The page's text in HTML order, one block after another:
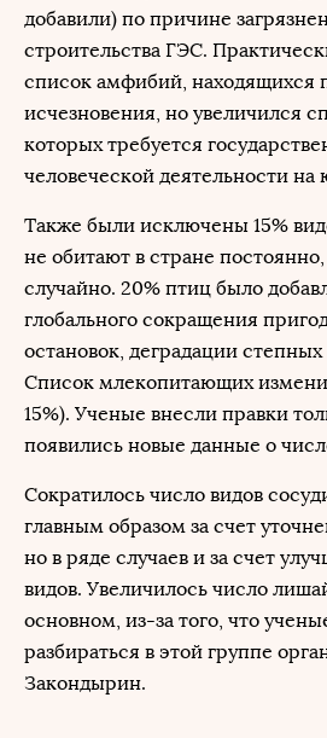
добавили) по причине
строительства ГЭС.
список амфибий, находящихся
исчезновения, но увеличился
которых требуется
человеческой деятельности на
Также были исключены 15%
не обитают в стране постоянно,
случайно. 20% птиц было
глобального сокращения
остановок, деградации
Список млекопитающих
15%). Ученые внесли правки
появились новые данные о
Сократилось число видов
главным образом за счет
но в ряде случаев и за счет
видов. Увеличилось число
основном, из-за того, что
разбираться в этой группе
Закондырин.